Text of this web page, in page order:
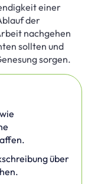
einer
der
nachgehen
sollten und
sorgen.
über